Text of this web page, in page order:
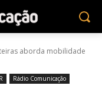
aborda mobilidade
Rádio Comunicação